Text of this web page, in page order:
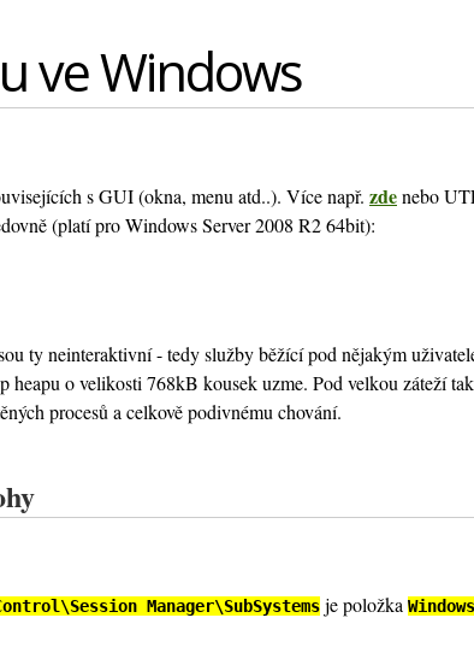
ve Windows
s GUI (okna, menu atd..). Více např. zdenebo
(platí pro Windows Server 2008 R2 64bit):
ty neinteraktivní - tedy služby běžící pod nějakým
heapu o velikosti 768kB kousek uzme. Pod velkou záteží
procesů a celkově podivnému chování.
Manager\SubSystems je položka Windows